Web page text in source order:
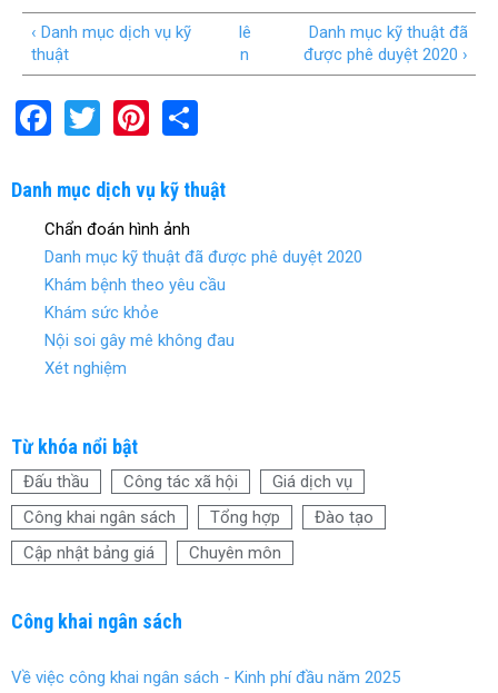
‹ Danh mục dịch vụ kỹ
thuật
lê
n
Danh mục kỹ thuật đã
được phê duyệt 2020 ›
F
ce
b
o
o
k
T
tt
er
Pi
er
es
t
ar
Danh mục dịch vụ kỹ thuật
Chẩn đoán hình ảnh
Danh mục kỹ thuật đã được phê duyệt 2020
Khám bệnh theo yêu cầu
Khám sức khỏe
Nội soi gây mê không đau
Xét nghiệm
Từ khóa nổi bật
Đấu thầu Công tác xã hội
Giá dịch vụ
Công khai ngân sách
Tổng hợp
Đào tạo
Cập nhật bảng giá
Chuyên môn
Công khai ngân sách
Về việc công khai ngân sách - Kinh phí đầu năm 2025